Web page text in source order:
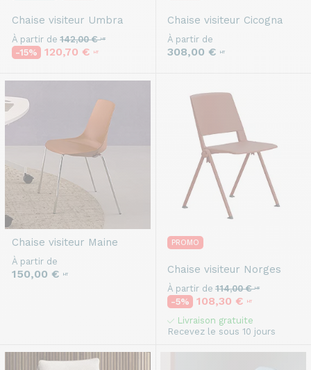
Chaise visiteur Umbra
À partir de 142,00 €HT
-15% 120,70 € HT
Chaise visiteur Cicogna
À partir de
308,00 € HT
Chaise visiteur Maine
À partir de
150,00 € HT
PROMO
Chaise visiteur Norges
À partir de 114,00 €HT
-5% 108,30 € HT
Livraison gratuite
Recevez le sous 10 jours